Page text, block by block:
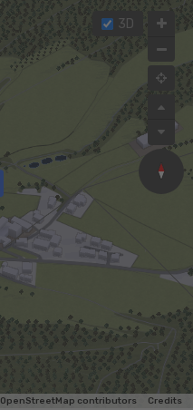
3D
OpenStreetMap contributors Credits